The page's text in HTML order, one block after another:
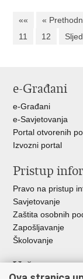
«« «
11
12
e-Građani
e-Građani
e-Savjetovanja
Portal otvorenih
Izvozni portal
Pristup
Pravo na pristup
Savjetovanje
Zaštita osobnih
Zapošljavanje
Školovanje
Važne